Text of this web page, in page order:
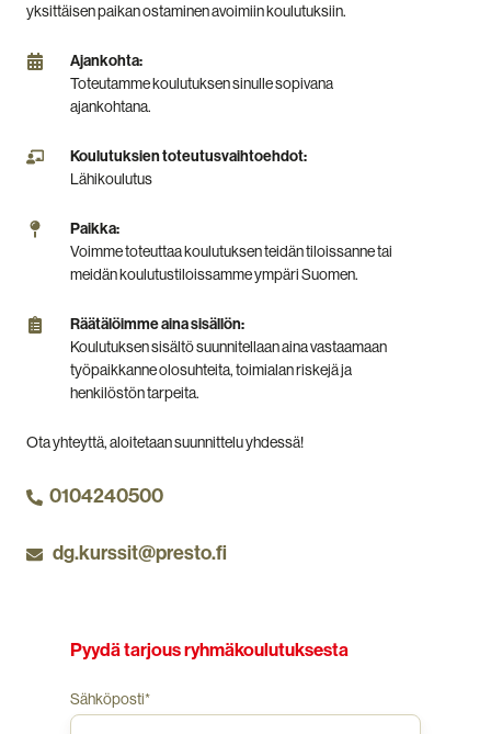
yksittäisen paikan ostaminen avoimiin koulutuksiin.
Ajankohta:
Toteutamme koulutuksen sinulle sopivana
ajankohtana.
Ajankohta:
Toteutamme
koulutuksen
sopivana
ajankohtana.
Koulutuksien toteutusvaihtoehdot:
Lähikoulutus
Koulutuksien
toteutusvaihtoehdot:
Paikka:
Voimme toteuttaa koulutuksen teidän tiloissanne tai
meidän koulutustiloissamme ympäri Suomen.
Paikka:
Voimme
toteuttaa
teidän
tiloissanne
meidän
ympäri
Räätälöimme aina sisällön:
Koulutuksen sisältö suunnitellaan aina vastaamaan
työpaikkanne olosuhteita, toimialan riskejä ja
henkilöstön tarpeita.
Räätälöimme
sisällön:
Koulutuksen
suunnitellaan
vastaamaan
työpaikkanne
toimialan
tarpeita.
Ota yhteyttä, aloitetaan suunnittelu yhdessä!
0104240500
dg.kurssit@presto.fi
Pyydä tarjous ryhmäkoulutuksesta
Sähköposti*